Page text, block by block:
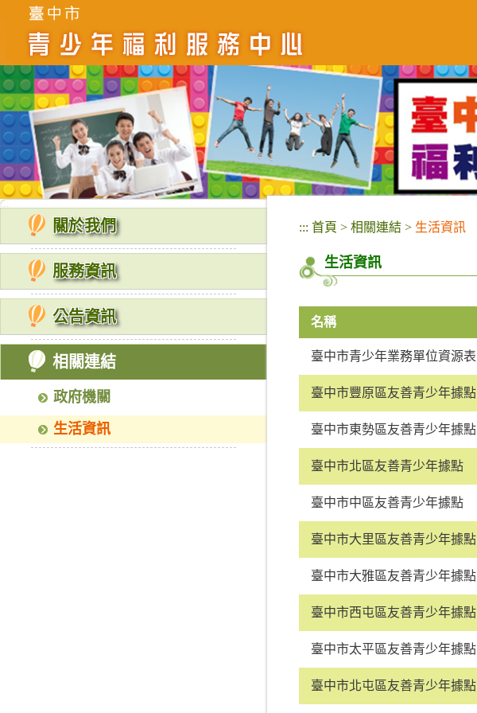
內
容
區
塊
:::
關於我們
服務資訊
公告資訊
相關連結
政府機關
生活資訊
::: 首頁 > 相關連結 > 生活資訊
生活資訊
名稱
臺中市青少年業務單位資源表
臺中市豐原區友善青少年據點
臺中市東勢區友善青少年據點
臺中市北區友善青少年據點
臺中市中區友善青少年據點
臺中市大里區友善青少年據點
臺中市大雅區友善青少年據點
臺中市西屯區友善青少年據點
臺中市太平區友善青少年據點
臺中市北屯區友善青少年據點